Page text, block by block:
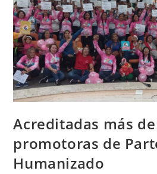
Acreditadas más
promotoras de
Humanizado